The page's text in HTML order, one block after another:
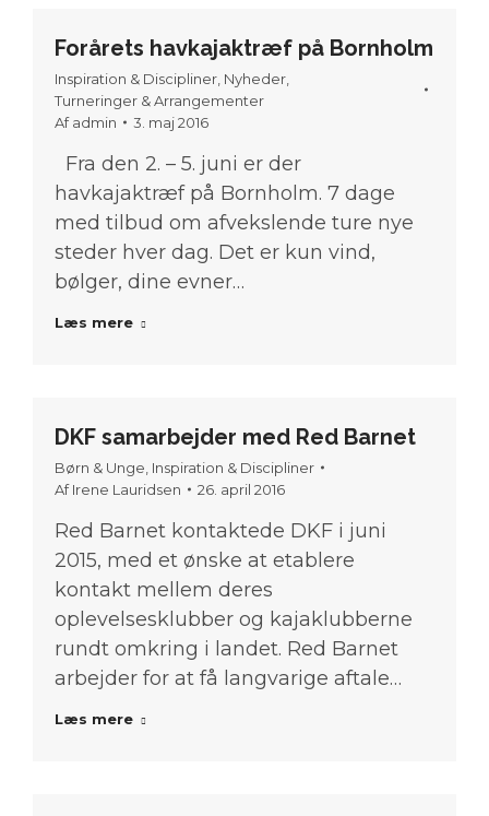
Forårets havkajaktræf på Bornholm
Inspiration & Discipliner Nyheder
Turneringer & Arrangementer
Afadmin 3. maj 2016
Fra den 2. – 5. juni er der
havkajaktræf på Bornholm. 7 dage
med tilbud om afvekslende ture nye
steder hver dag. Det er kun vind,
bølger, dine evner…
Læs mere
DKF samarbejder med Red Barnet
Børn & Unge Inspiration & Discipliner
AfIrene Lauridsen 26. april 2016
Red Barnet kontaktede DKF i juni
2015, med et ønske at etablere
kontakt mellem deres
oplevelsesklubber og kajaklubberne
rundt omkring i landet. Red Barnet
arbejder for at få langvarige aftale…
Læs mere